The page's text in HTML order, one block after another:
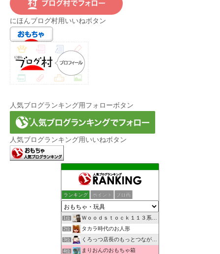
にほんブログ村用いいねボタン
人気ブログランキング用フォローボタン
人気ブログランキング用いいねボタン
ランキング ポイント ブロ画
1位 Ｗｏｏｄｓｔｏｃｋ１１３系・創作館
2位 タカラ時代のお人形
3位 くろっつ店長のもっとつながるブログ
4位 まりおんのおもちゃ箱